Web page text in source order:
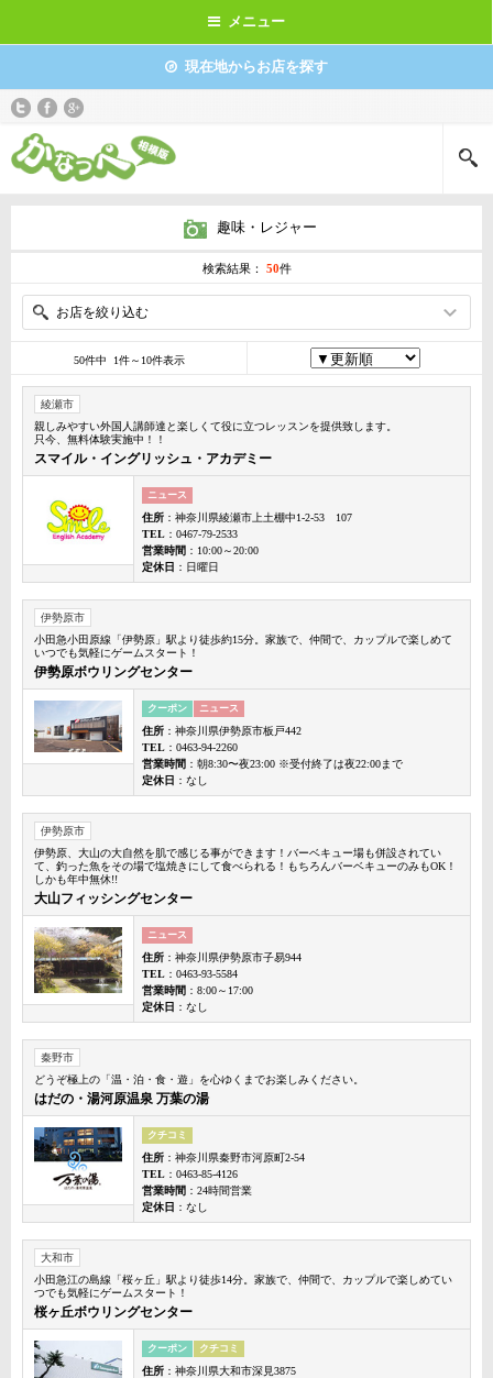
メニュー
現在地からお店を探す
趣味・レジャー
検索結果： 50件
お店を絞り込む
50件中 1件～10件表示
綾瀬市
親しみやすい外国人講師達と楽しくて役に立つレッスンを提供致します。
只今、無料体験実施中！！
スマイル・イングリッシュ・アカデミー
ニュース
住所 ：神奈川県綾瀬市上土棚中1-2-53 107
TEL ：0467-79-2533
営業時間 ：10:00～20:00
定休日 ：日曜日
伊勢原市
小田急小田原線「伊勢原」駅より徒歩約15分。家族で、仲間で、カップルで楽しめて
いつでも気軽にゲームスタート！
伊勢原ボウリングセンター
クーポン ニュース
住所 ：神奈川県伊勢原市板戸442
TEL ：0463-94-2260
営業時間 ：朝8:30〜夜23:00 ※受付終了は夜22:00まで
定休日 ：なし
伊勢原市
伊勢原、大山の大自然を肌で感じる事ができます！バーベキュー場も併設されてい
て、釣った魚をその場で塩焼きにして食べられる！もちろんバーベキューのみもOK！
しかも年中無休!!
大山フィッシングセンター
ニュース
住所 ：神奈川県伊勢原市子易944
TEL ：0463-93-5584
営業時間 ：8:00～17:00
定休日 ：なし
秦野市
どうぞ極上の「温・泊・食・遊」を心ゆくまでお楽しみください。
はだの・湯河原温泉 万葉の湯
クチコミ
住所 ：神奈川県秦野市河原町2-54
TEL ：0463-85-4126
営業時間 ：24時間営業
定休日 ：なし
大和市
小田急江の島線「桜ヶ丘」駅より徒歩14分。家族で、仲間で、カップルで楽しめてい
つでも気軽にゲームスタート！
桜ヶ丘ボウリングセンター
クーポン クチコミ
住所 ：神奈川県大和市深見3875